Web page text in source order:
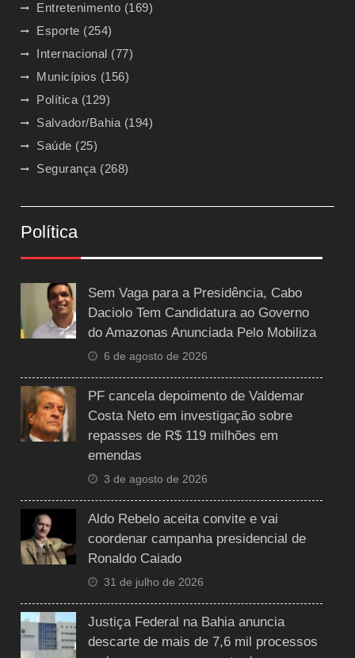
Entretenimento (169)
Esporte (254)
Internacional (77)
Municípios (156)
Política (129)
Salvador/Bahia (194)
Saúde (25)
Segurança (268)
Política
Sem Vaga para a Presidência, Cabo
Daciolo Tem Candidatura ao Governo
do Amazonas Anunciada Pelo Mobiliza
6 de agosto de 2026
PF cancela depoimento de Valdemar
Costa Neto em investigação sobre
repasses de R$ 119 milhões em
emendas
3 de agosto de 2026
Aldo Rebelo aceita convite e vai
coordenar campanha presidencial de
Ronaldo Caiado
31 de julho de 2026
Justiça Federal na Bahia anuncia
descarte de mais de 7,6 mil processos